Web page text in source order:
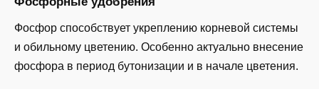
Фосфор способствует укреплению корневой системы
и обильному цветению. Особенно актуально внесение
фосфора в период бутонизации и в начале цветения.